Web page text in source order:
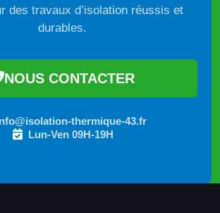
des travaux d’isolation réussis et
durables.
NOUS CONTACTER
thermique-43.fr
Lun-Ven 09H-19H